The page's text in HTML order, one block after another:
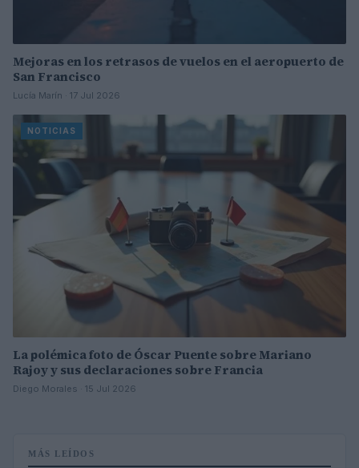
Mejoras en los retrasos de vuelos en el aeropuerto de
San Francisco
Lucía Marín · 17 Jul 2026
NOTICIAS
La polémica foto de Óscar Puente sobre Mariano
Rajoy y sus declaraciones sobre Francia
Diego Morales · 15 Jul 2026
MÁS LEÍDOS